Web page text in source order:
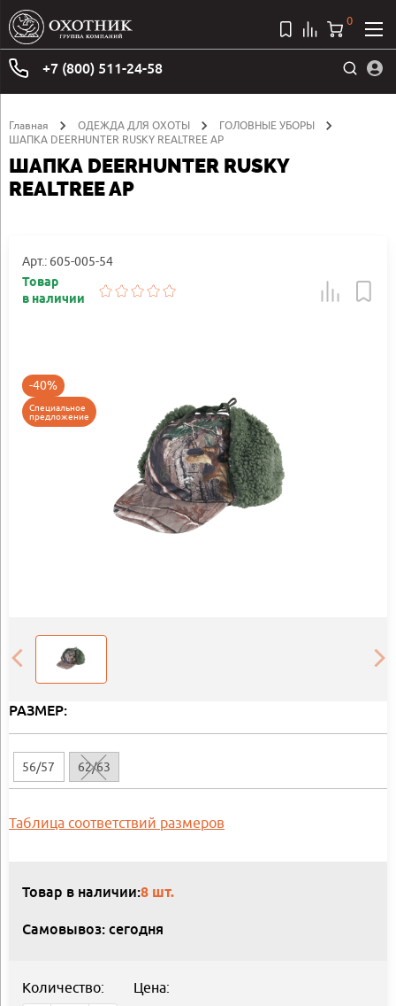
+7 (800) 511-24-58
0
Главная ОДЕЖДА ДЛЯ ОХОТЫ
ГОЛОВНЫЕ УБОРЫ
ШАПКА DEERHUNTER RUSKY REALTREE AP
ШАПКА DEERHUNTER RUSKY
REALTREE AP
Арт.: 605-005-54
Товар
в наличии
-40%
Специальное
предложение
РАЗМЕР:
56/57 62/63
Таблица соответствий размеров
Товар в наличии:8 шт.
Самовывоз: сегодня
Количество: Цена: